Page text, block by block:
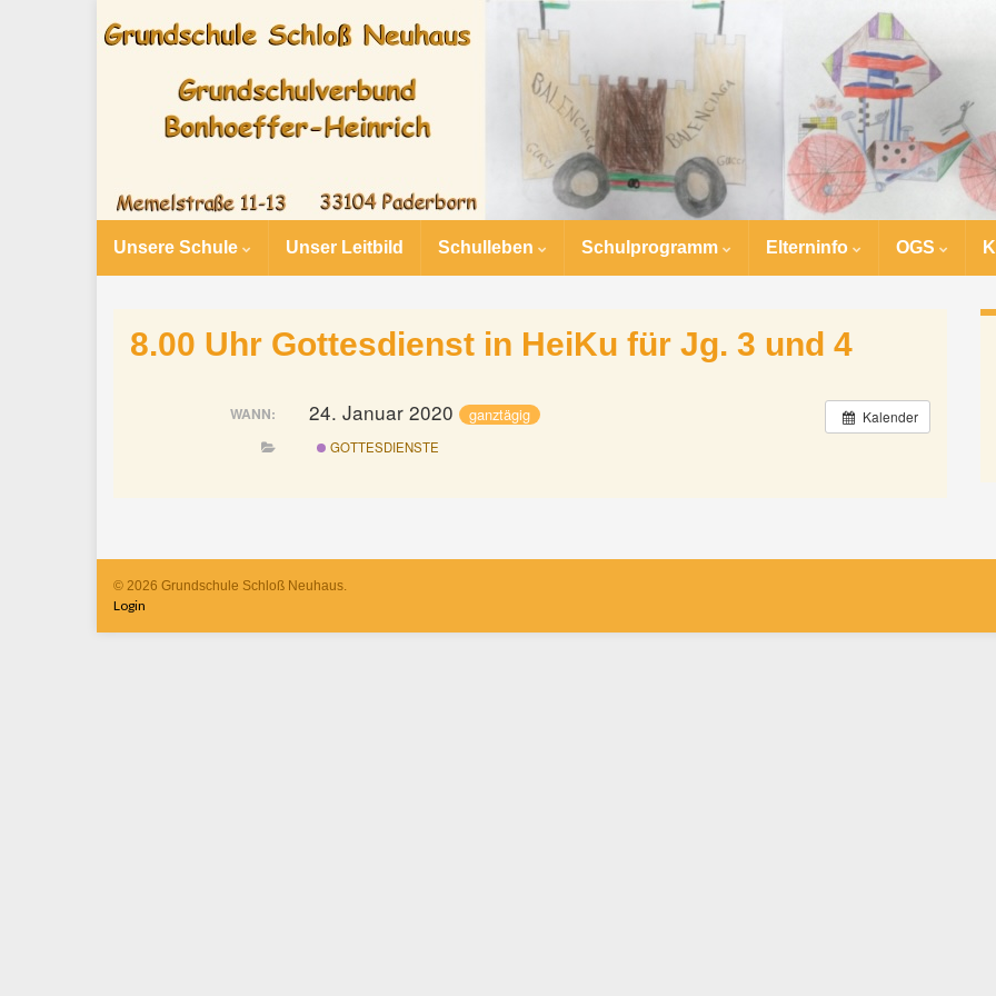
Unsere Schule Unser Leitbild Schulleben Schulprogramm Elterninfo OGS
8.00 Uhr Gottesdienst in HeiKu für Jg. 3 und 4
Kalender
WANN: 24. Januar 2020 ganztägig
GOTTESDIENSTE
© 2026 Grundschule Schloß Neuhaus.
Login